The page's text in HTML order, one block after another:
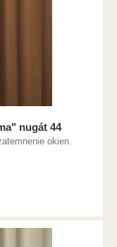
nugát 44
okien.